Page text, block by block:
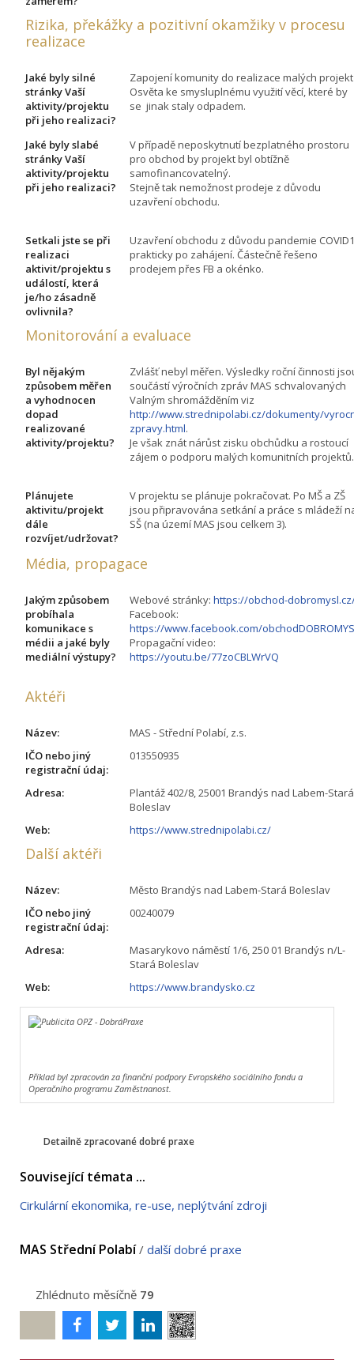
Rizika, překážky a pozitivní okamžiky v procesu
realizace
Jaké byly silné
stránky Vaší
aktivity/projektu
při jeho realizaci?
Zapojení komunity do realizace malých
Osvěta ke smysluplnému využití věcí, které by
se jinak staly odpadem.
Jaké byly slabé
stránky Vaší
aktivity/projektu
při jeho realizaci?
V případě neposkytnutí bezplatného prostoru
pro obchod by projekt byl obtížně
samofinancovatelný.
Stejně tak nemožnost prodeje z důvodu
uzavření obchodu.
Setkali jste se při
realizaci
aktivit/projektu s
událostí, která
je/ho zásadně
ovlivnila?
Uzavření obchodu z důvodu pandemie
prakticky po zahájení. Částečně řešeno
prodejem přes FB a okénko.
Monitorování a evaluace
Byl nějakým
způsobem měřen
a vyhodnocen
dopad
realizované
aktivity/projektu?
Zvlášť nebyl měřen. Výsledky roční činnosti
součástí výročních zpráv MAS schvalovaných
Valným shromážděním viz
http://www.strednipolabi.cz/dokumenty/
zpravy.html.
Je však znát nárůst zisku obchůdku a rostoucí
zájem o podporu malých komunitních projektů.
Plánujete
aktivitu/projekt
dále
rozvíjet/udržovat?
V projektu se plánuje pokračovat. Po MŠ a ZŠ
jsou připravována setkání a práce s mládeží
SŠ (na území MAS jsou celkem 3).
Média, propagace
Jakým způsobem
probíhala
komunikace s
médii a jaké byly
mediální výstupy?
Webové stránky: https://obchod-
Facebook:
https://www.facebook.com/
Propagační video:
https://youtu.be/77zoCBLWrVQ
Aktéři
Název:
MAS - Střední Polabí, z.s.
IČO nebo jiný
registrační údaj:
013550935
Adresa:
Plantáž 402/8, 25001 Brandýs nad Labem-Stará
Boleslav
Web:
https://www.strednipolabi.cz/
Další aktéři
Název:
Město Brandýs nad Labem-Stará Boleslav
IČO nebo jiný
registrační údaj:
00240079
Adresa:
Masarykovo náměstí 1/6, 250 01 Brandýs n/L-
Stará Boleslav
Web:
https://www.brandysko.cz
Příklad byl zpracován za finanční podpory Evropského sociálního fondu a
Operačního programu Zaměstnanost.
Detailně zpracované dobré praxe
Související témata ...
Cirkulární ekonomika, re-use, neplýtvání zdroji
MAS Střední Polabí/ další dobré praxe
Zhlédnuto měsíčně 79